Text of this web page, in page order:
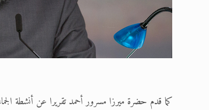
كما قدم حضرة ميرزا مسرور أحمد تقريرا عن أنشطة